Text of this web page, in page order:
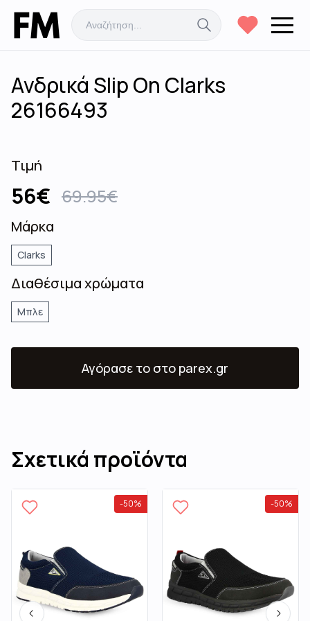
Ανδρικά Slip On Clarks
26166493
Τιμή
56€ 69.95€
Μάρκα
Clarks
Διαθέσιμα χρώματα
Μπλε
Αγόρασε το στο parex.gr
Σχετικά προϊόντα
-50% -50%